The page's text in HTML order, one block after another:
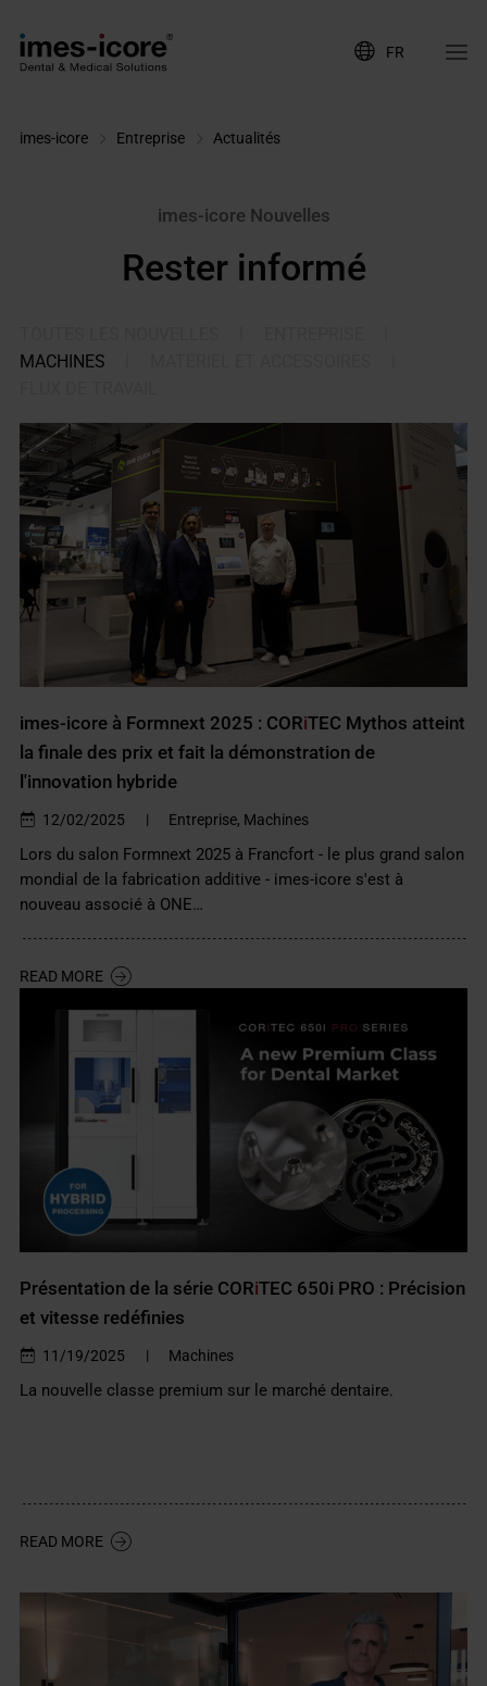
FR
imes-icore Entreprise Actualités
imes-icore Nouvelles
Rester informé
MACHINES
imes-icore à Formnext 2025 : CORiTEC Mythos atteint
la finale des prix et fait la démonstration de
l'innovation hybride
12/02/2025 | Entreprise, Machines
Lors du salon Formnext 2025 à Francfort - le plus grand salon
mondial de la fabrication additive - imes-icore s'est à
nouveau associé à ONE…
READ MORE
Présentation de la série CORiTEC 650i PRO : Précision
et vitesse redéfinies
11/19/2025 | Machines
La nouvelle classe premium sur le marché dentaire.
READ MORE